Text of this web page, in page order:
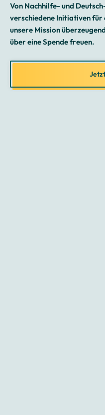
Von Nachhilfe- und
verschiedene Initiativen für
unsere Mission
über eine Spende freuen.